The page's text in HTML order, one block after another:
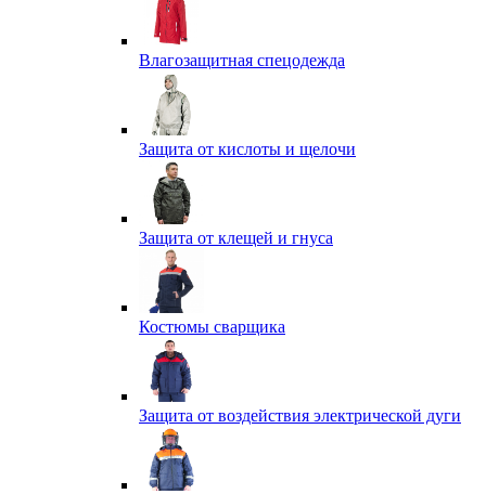
Влагозащитная спецодежда
Защита от кислоты и щелочи
Защита от клещей и гнуса
Костюмы сварщика
Защита от воздействия электрической дуги